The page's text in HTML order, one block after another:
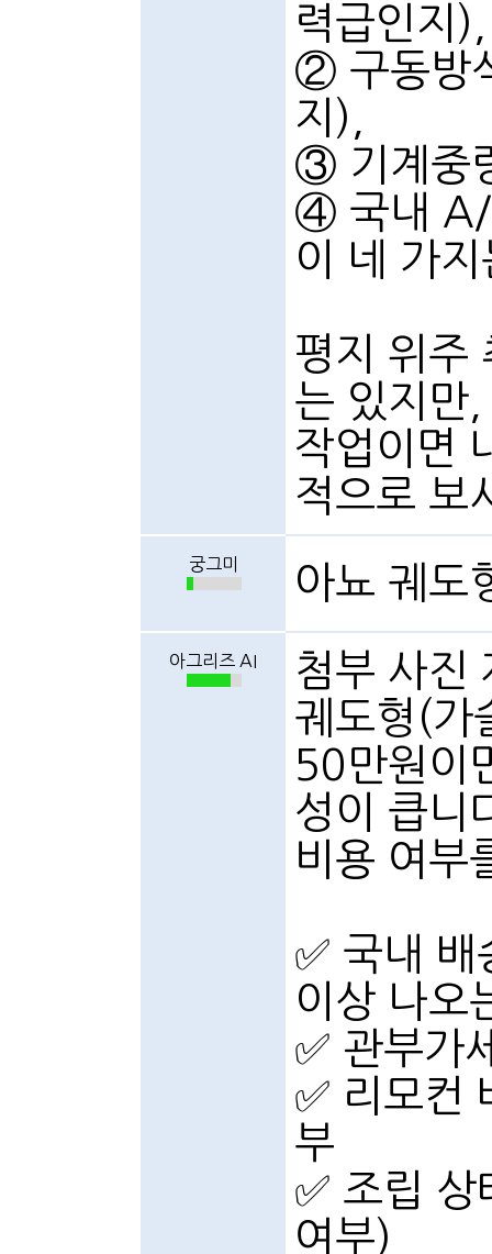
력급인지),
② 구동방
지),
③ 기계중
④ 국내 A/
이 네 가
평지 위주
는 있지만
작업이면
적으로 보
궁그미 아뇨 궤도
아그리즈 AI
첨부 사진
궤도형(가
50만원이
성이 큽니
비용 여부
✅ 국내
이상 나오
✅ 관부가
✅ 리모컨
부
✅ 조립
여부)